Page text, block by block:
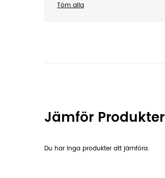
Töm alla
Jämför Produkter
Du har inga produkter att jämföra.